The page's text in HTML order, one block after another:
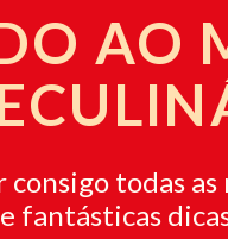
AO
todas as
fantásticas